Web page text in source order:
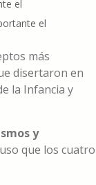
el
más
disertaron en
la Infancia y
y
que los cuatro